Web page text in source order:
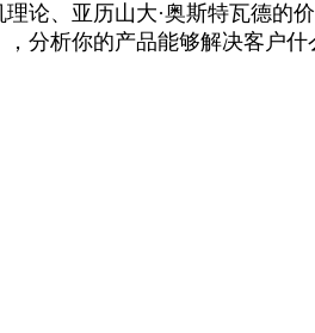
论、亚历山大·奥斯特瓦德的
，分析你的产品能够解决客户